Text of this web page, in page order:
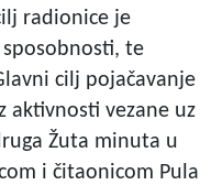
radionice je
te
cilj pojačavanje
aktivnosti vezane uz
Žuta minuta u
i čitaonicom Pula